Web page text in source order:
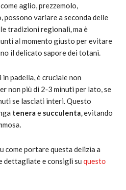
aglio, prezzemolo,
possono variare a seconda delle
tradizioni regionali, ma è
al momento giusto per evitare
il delicato sapore dei totani.
padella, è cruciale non
non più di 2-3 minuti per lato, se
se lasciati interi. Questo
tenera e succulenta, evitando
come portare questa delizia a
e consigli su questo